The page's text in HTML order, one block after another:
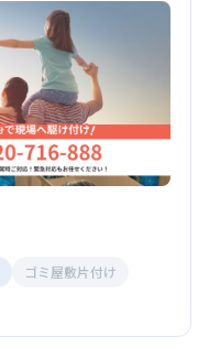
ゴミ屋敷片付け